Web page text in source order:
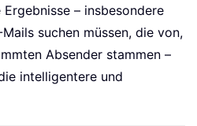
– insbesondere
suchen müssen, die von,
Absender stammen –
intelligentere und